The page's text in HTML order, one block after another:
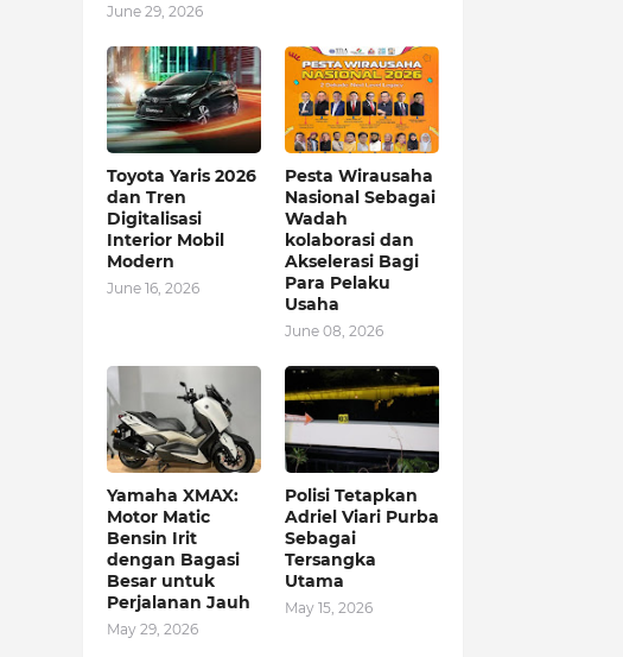
June 29, 2026
Toyota Yaris 2026
dan Tren
Digitalisasi
Interior Mobil
Modern
June 16, 2026
Pesta Wirausaha
Nasional Sebagai
Wadah
kolaborasi dan
Akselerasi Bagi
Para Pelaku
Usaha
June 08, 2026
Yamaha XMAX:
Motor Matic
Bensin Irit
dengan Bagasi
Besar untuk
Perjalanan Jauh
May 29, 2026
Polisi Tetapkan
Adriel Viari Purba
Sebagai
Tersangka
Utama
May 15, 2026